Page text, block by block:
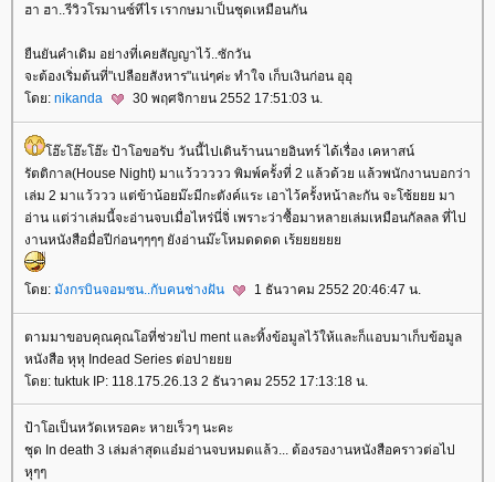
ฮา ฮา..รีวิวโรมานซ์ทีไร เรากษมาเป็นชุดเหมือนกัน
ืนยันคำเดิม อย่างที่เคยสัญญาไว้..ซักวัน
จะต้องเริ่มต้นที่"เปลือยสังหาร"แน่ๆค่ะ ทำใจ เก็บเงินก่อน อุอุ
ดย: nikanda 30 พฤศจิกายน 2552 17:51:03 น.
ฮ๊ะโฮ๊ะโฮ๊ะ ป้าโอขอรับ วันนี้ไปเดินร้านนายอินทร์ ได้เรื่อง เคหาสน์
รัตติกาล(House Night) มาแว้ววววว พิมพ์ครั้งที่ 2 แล้วด้วย แล้วพนักงานบอกว่า
เล่ม 2 มาแว้ววว แต่ข้าน้อยม๊ะมีกะตังค์แระ เอาไว้ครั้งหน้าละกัน จะโซ้ยยย มา
อ่าน แต่ว่าเล่มนี้จะอ่านจบเมื่อไหร่นี่จิ่ เพราะว่าซื้อมาหลายเล่มเหมือนกัลลล ที่ไป
งานหนังสือมื่อปีก่อนๆๆๆๆ ยังอ่านม๊ะโหมดดดด เร้
ดย: มังกรบินจอมซน..กับคนช่างฝัน 1 ธันวาคม 2552 20:46:47 น.
ตามมาขอบคุณคุณโอที่ช่วยไป ment และทิ้งข้อมูลไว้ให้และก็แอบมาเก็บข้อมูล
หนังสือ หุหุ Indead Series ต่อปา
ดย: tuktuk IP: 118.175.26.13 2 ธันวาคม 2552 17:13:18 น.
ป้าโอเป็นหวัดเหรอคะ หายเร็วๆ นะคะ
ชุด In death 3 เล่มล่าสุดแอ๋มอ่านจบหมดแล้ว... ต้องรองานหนังสือคราวต่อไป
หุๆๆ